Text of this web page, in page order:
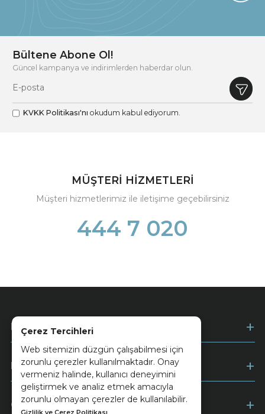
Çerez Tercihleri
Web sitemizin düzgün çalışabilmesi için
zorunlu çerezler kullanılmaktadır. Onay
vermeniz halinde, kullanıcı deneyimini
geliştirmek ve analiz etmek amacıyla
zorunlu olmayan çerezler de kullanılabilir.
Gizlilik ve Çerez Politikası
Bültene Abone Ol!
Güncel kampanya ve indirimlerden haberdar olun.
KVKK Politikası'nı okudum kabul ediyorum.
MÜŞTERİ HİZMETLERİ
Müşteri hizmetlerimiz ile iletişime geçebilirsiniz
444 7 020
Kurumsal
Müşteri Hizmetleri
Ödeme